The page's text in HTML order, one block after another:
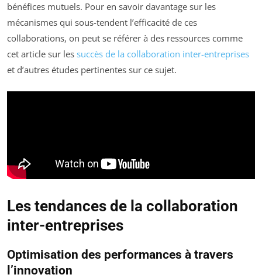
bénéfices mutuels. Pour en savoir davantage sur les
mécanismes qui sous-tendent l’efficacité de ces
collaborations, on peut se référer à des ressources comme
cet article sur les succès de la collaboration inter-entreprises
et d’autres études pertinentes sur ce sujet.
Les tendances de la collaboration
inter-entreprises
Optimisation des performances à travers
l’innovation